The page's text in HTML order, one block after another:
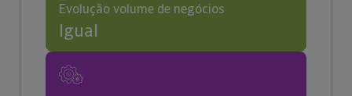
Evolução volume de negócios
Igual